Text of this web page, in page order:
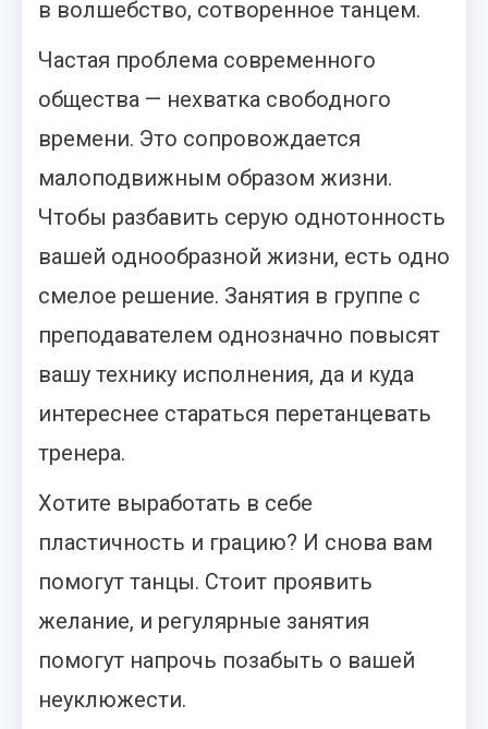
в волшебство, сотворенное танцем.
Частая проблема современного
общества — нехватка свободного
времени. Это сопровождается
малоподвижным образом жизни.
Чтобы разбавить серую однотонность
вашей однообразной жизни, есть одно
смелое решение. Занятия в группе с
преподавателем однозначно повысят
вашу технику исполнения, да и куда
интереснее стараться перетанцевать
тренера.
Хотите выработать в себе
пластичность и грацию? И снова вам
помогут танцы. Стоит проявить
желание, и регулярные занятия
помогут напрочь позабыть о вашей
неуклюжести.